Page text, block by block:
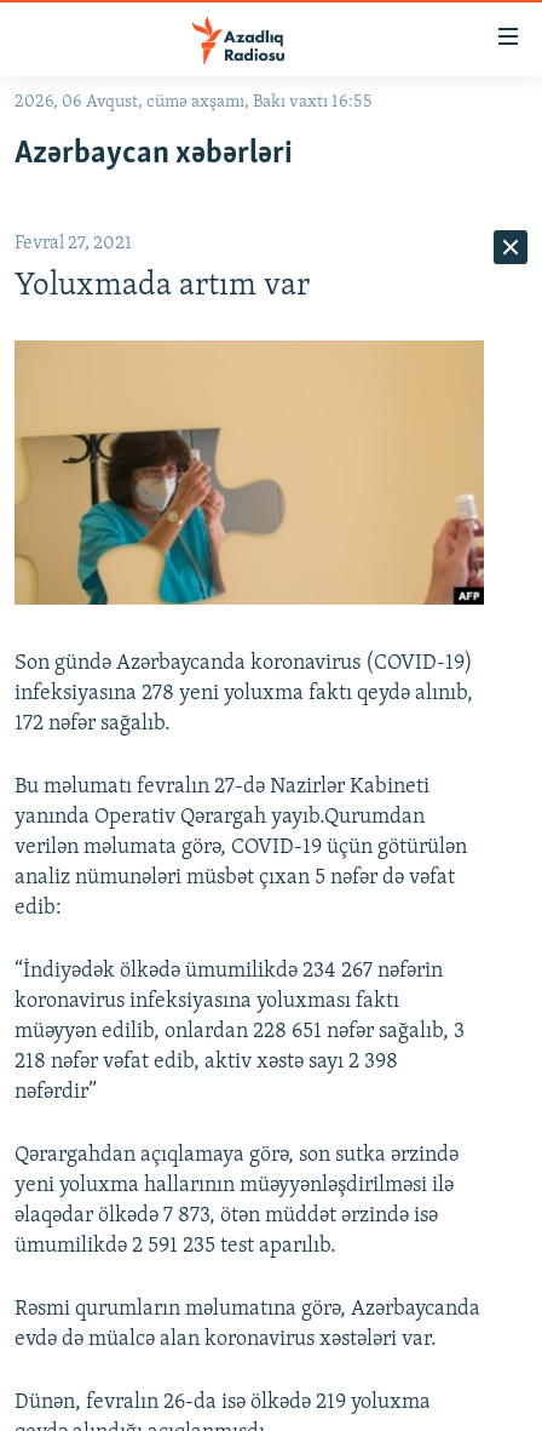
Əsas
qayıt
qayıt
Axtarışa
QANUNI DOĞRU
MULTIMEDIA
FOTOQALEREYA
İNFOQRAFIKA
KARIKATURA
RADIO ARXIV
OXU ZALI
AZƏRBAYCAN ƏDƏBIYYATI KITABXANASI
İSLAM VƏ DEMOKRATIYA
İZ - MƏDƏNIYYƏT PROQRAMI
HAQQIMIZDA
MISSIYAMIZ
PEŞƏ ETIKASI VƏ JURNALISTIKA STANDARTLARIMIZ
MATERIALLARIMIZDAN ISTIFADƏ
AZADLIQRADIOSU MOBIL TELEFONUNUZDA
BIZIMLƏ ƏLAQƏ
XƏBƏR BÜLLETENLƏRIMIZ
BIZI IZLƏ
RFE/RL-in bütün saytları
2026, 06 Avqust, cümə axşamı, Bakı vaxtı 16:55
Azərbaycan xəbərləri
Fevral 27, 2021
Yoluxmada artım var
Son gündə Azərbaycanda koronavirus (COVID-19)
infeksiyasına 278 yeni yoluxma faktı qeydə alınıb,
172 nəfər sağalıb.
Bu məlumatı fevralın 27-də Nazirlər Kabineti
yanında Operativ Qərargah yayıb.Qurumdan
verilən məlumata görə, COVID-19 üçün götürülən
analiz nümunələri müsbət çıxan 5 nəfər də vəfat
edib:
“İndiyədək ölkədə ümumilikdə 234 267 nəfərin
koronavirus infeksiyasına yoluxması faktı
müəyyən edilib, onlardan 228 651 nəfər sağalıb, 3
218 nəfər vəfat edib, aktiv xəstə sayı 2 398
nəfərdir”
Qərargahdan açıqlamaya görə, son sutka ərzində
yeni yoluxma hallarının müəyyənləşdirilməsi ilə
əlaqədar ölkədə 7 873, ötən müddət ərzində isə
ümumilikdə 2 591 235 test aparılıb.
Rəsmi qurumların məlumatına görə, Azərbaycanda
evdə də müalcə alan koronavirus xəstələri var.
Dünən, fevralın 26-da isə ölkədə 219 yoluxma